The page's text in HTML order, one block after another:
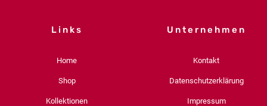
Links
Home
Shop
Kollektionen
Unternehmen
Kontakt
Datenschutzerklärung
Impressum